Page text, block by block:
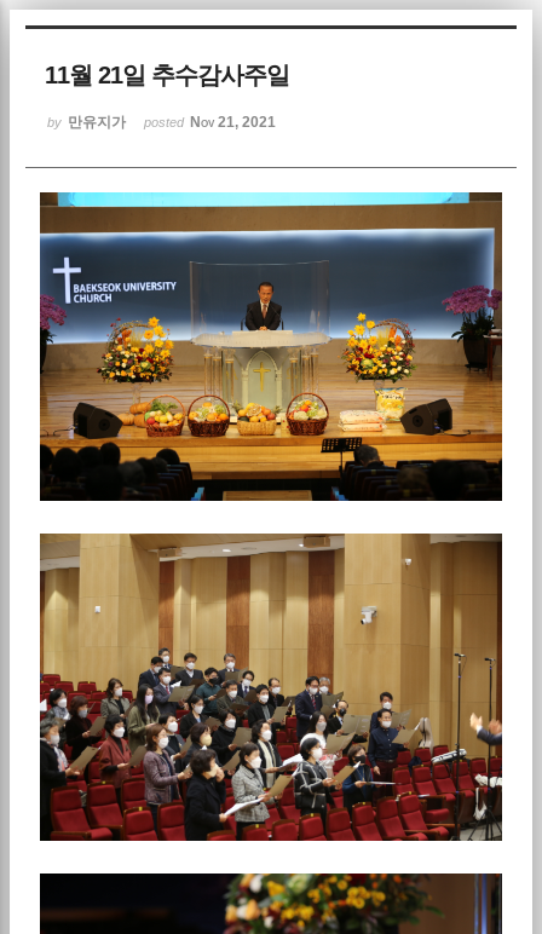
11월 21일 추수감사주일
by 만유지가 posted Nov 21, 2021
Sketchbook5, 스케치북5
Sketchbook5, 스케치북5